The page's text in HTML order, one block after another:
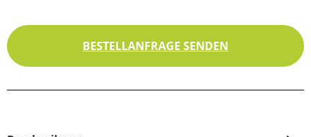
BESTELLANFRAGE SENDEN